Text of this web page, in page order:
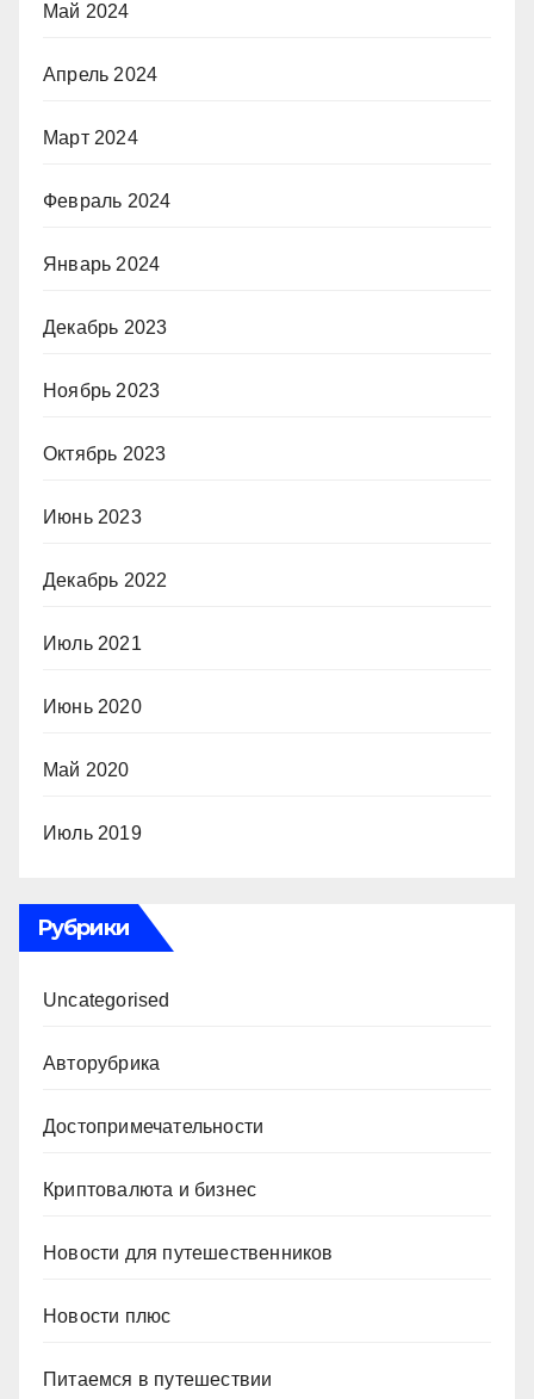
Май 2024
Апрель 2024
Март 2024
Февраль 2024
Январь 2024
Декабрь 2023
Ноябрь 2023
Октябрь 2023
Июнь 2023
Декабрь 2022
Июль 2021
Июнь 2020
Май 2020
Июль 2019
Рубрики
Uncategorised
Авторубрика
Достопримечательности
Криптовалюта и бизнес
Новости для путешественников
Новости плюс
Питаемся в путешествии